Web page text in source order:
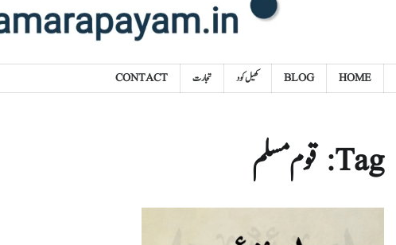
HOME
BLOG کھیل کود تجارت CONTACT
Tag: قوم مسلم